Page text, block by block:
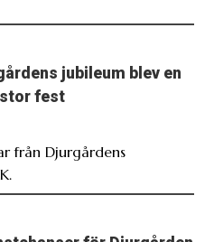
jubileum blev en
fest
från Djurgårdens